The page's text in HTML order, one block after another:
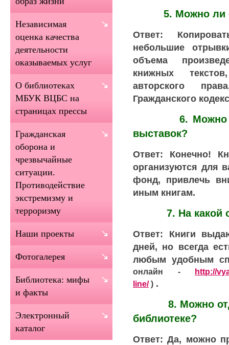
5. Можно ли
Ответ:
небольшие
объема
книжных
авторского
Гражданского
6. Можно ли
выставок?
Ответ: Конечно!
организуются для
фонд, привлечь
иным книгам.
7. На какой
Ответ: Книги
дней, но всегда
любым удобным
онлайн - http://
line/) .
8. Можно
библиотеке?
Ответ: Да, можно
Независимая
оценка качества
деятельности
оказываемых услуг
О библиотеках
МБУК ВЦБС на
страницах прессы
Гражданская
оборона и
чрезвычайные
ситуации.
Противодействие
экстремизму и
терроризму
Наши проекты
Фотогалерея
Библиотека: мифы
и факты
Электронный
каталог